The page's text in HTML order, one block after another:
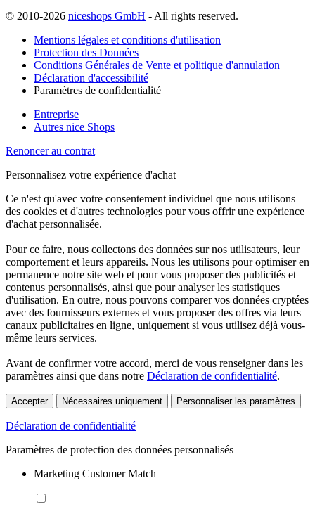
© 2010-2026 niceshops GmbH - All rights reserved.
Mentions légales et conditions d'utilisation
Protection des Données
Conditions Générales de Vente et politique d'annulation
Déclaration d'accessibilité
Paramètres de confidentialité
Entreprise
Autres nice Shops
Renoncer au contrat
Personnalisez votre expérience d'achat
Ce n'est qu'avec votre consentement individuel que nous utilisons
des cookies et d'autres technologies pour vous offrir une expérience
d'achat personnalisée.
Pour ce faire, nous collectons des données sur nos utilisateurs, leur
comportement et leurs appareils. Nous les utilisons pour optimiser en
permanence notre site web et pour vous proposer des publicités et
contenus personnalisés, ainsi que pour analyser les statistiques
d'utilisation. En outre, nous pouvons comparer vos données cryptées
avec des fournisseurs externes et vous proposer des offres via leurs
canaux publicitaires en ligne, uniquement si vous utilisez déjà vous-
même leurs services.
Avant de confirmer votre accord, merci de vous renseigner dans les
paramètres ainsi que dans notre Déclaration de confidentialité.
Accepter Nécessaires uniquement Personnaliser les paramètres
Déclaration de confidentialité
Paramètres de protection des données personnalisés
Marketing Customer Match